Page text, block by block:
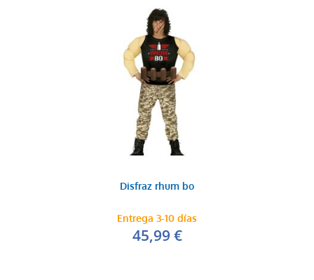
Disfraz rhum bo
Entrega 3-10 días
45,99 €